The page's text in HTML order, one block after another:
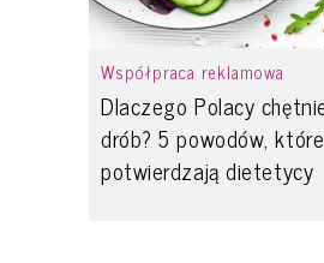
Współpraca reklamowa
Dlaczego Polacy
drób? 5 powodów, które
potwierdzają dietetycy